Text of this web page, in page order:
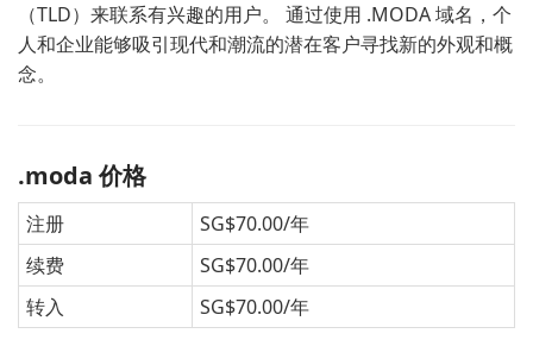
（TLD）来联系有兴趣的用户。 通过使用 .MODA 域名，个
人和企业能够吸引现代和潮流的潜在客户寻找新的外观和概
念。
.moda 价格
注册
SG$70.00/年
续费
SG$70.00/年
转入
SG$70.00/年